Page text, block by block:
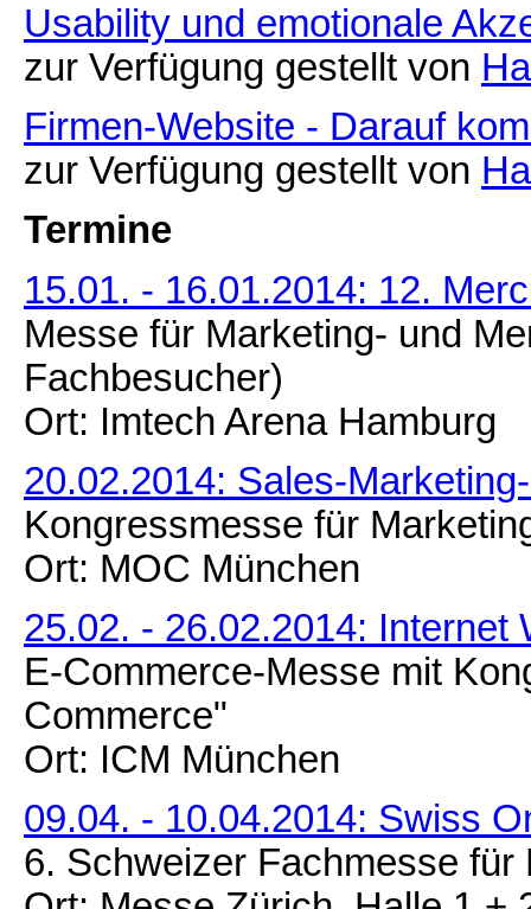
Usability und emotionale
zur Verfügung gestellt von
Firmen-Website - Darauf
zur Verfügung gestellt von
Termine
15.01. - 16.01.2014: 12.
Messe für Marketing- und
Fachbesucher)
Ort: Imtech Arena Hamburg
20.02.2014: Sales-
Kongressmesse für
Ort: MOC München
25.02. - 26.02.2014: Internet
E-Commerce-Messe mit
Commerce"
Ort: ICM München
09.04. - 10.04.2014: Swiss
6. Schweizer Fachmesse